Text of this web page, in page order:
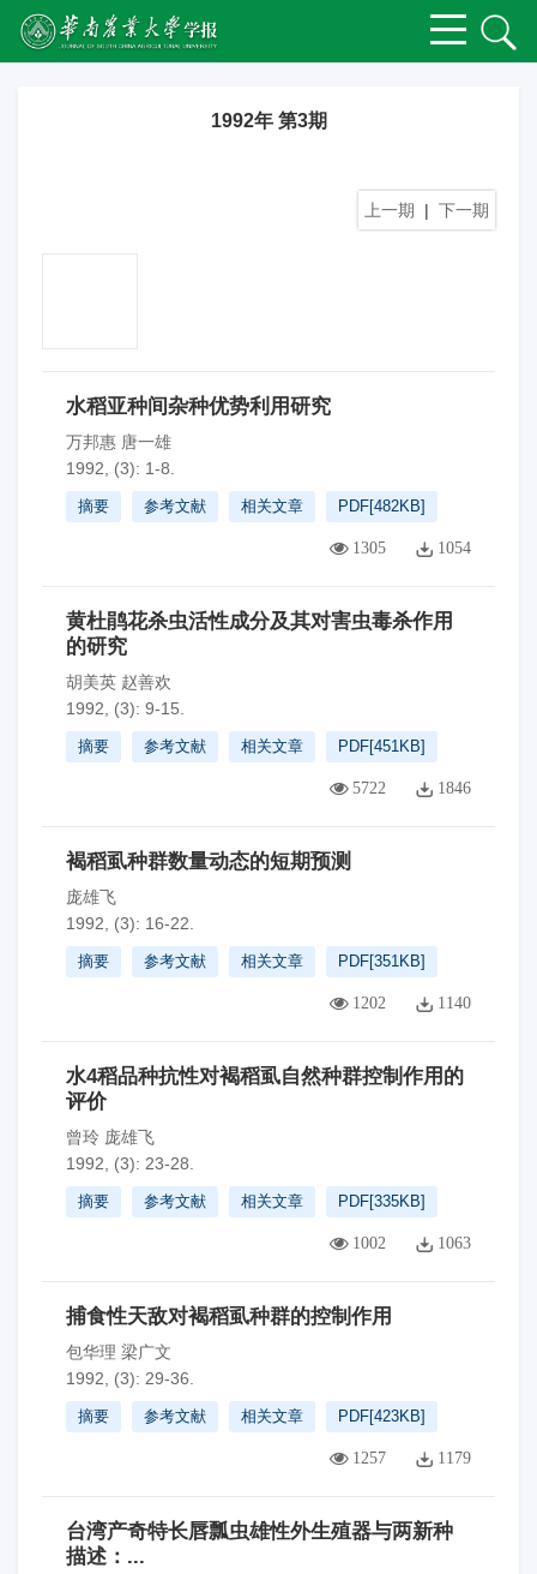
1992年 第3期
上一期 | 下一期
水稻亚种间杂种优势利用研究
万邦惠 唐一雄
1992, (3): 1-8.
摘要 参考文献 相关文章 PDF[482KB]
1305 1054
黄杜鹃花杀虫活性成分及其对害虫毒杀作用
的研究
胡美英 赵善欢
1992, (3): 9-15.
摘要 参考文献 相关文章 PDF[451KB]
5722 1846
褐稻虱种群数量动态的短期预测
庞雄飞
1992, (3): 16-22.
摘要 参考文献 相关文章 PDF[351KB]
1202 1140
水4稻品种抗性对褐稻虱自然种群控制作用的
评价
曾玲 庞雄飞
1992, (3): 23-28.
摘要 参考文献 相关文章 PDF[335KB]
1002 1063
捕食性天敌对褐稻虱种群的控制作用
包华理 梁广文
1992, (3): 29-36.
摘要 参考文献 相关文章 PDF[423KB]
1257 1179
台湾产奇特长唇瓢虫雄性外生殖器与两新种
描述：...